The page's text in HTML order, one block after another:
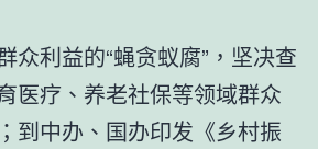
众利益的“蝇贪蚁腐”，坚决查
医疗、养老社保等领域群众
到中办、国办印发《乡村振